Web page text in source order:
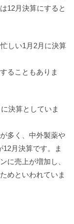
12月決算にすると
しい1月2月に決算
ることもありま
決算としていま
多く、中外製薬や
月決算です。ま
に売上が増加し、
めといわれていま